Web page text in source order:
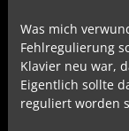
Was mich
Fehlregulierung
Klavier neu war,
Eigentlich sollte
reguliert worden